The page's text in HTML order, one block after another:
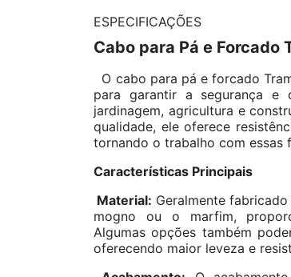
ESPECIFICAÇÕES
Cabo para Pá e Forcado
O cabo para pá e forcado
para garantir a segurança
jardinagem, agricultura e
qualidade, ele oferece
tornando o trabalho com essas
Características Principais
Material: Geralmente
mogno ou o marfim,
Algumas opções também
oferecendo maior leveza e